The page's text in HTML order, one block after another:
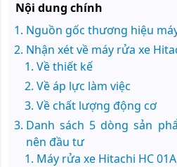
Nội dung chính
Nguồn gốc thương hiệu
Nhận xét về máy rửa xe
Về thiết kế
Về áp lực làm việc
Về chất lượng động cơ
Danh sách 5 dòng sản
nên đầu tư
Máy rửa xe Hitachi HC